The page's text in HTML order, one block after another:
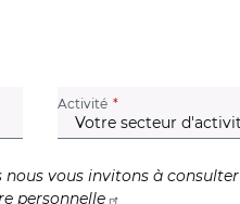
Activité (champ obligatoire)
vous invitons à consulter
personnelle